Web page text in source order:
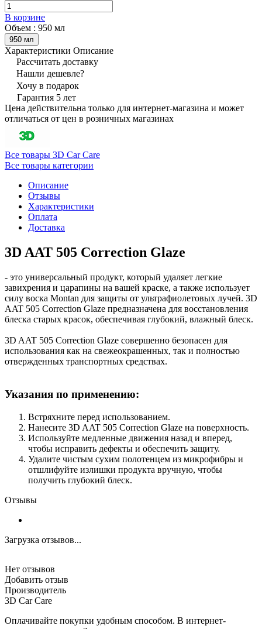
В корзине
Объем : 950 мл
950 мл
Характеристики Описание
Рассчитать доставку
Нашли дешевле?
Хочу в подарок
Гарантия 5 лет
Цена действительна только для интернет-магазина и может
отличаться от цен в розничных магазинах
Все товары 3D Car Care
Все товары категории
Описание
Отзывы
Характеристики
Оплата
Доставка
3D AAT 505 Correction Glaze
- это универсальный продукт, который удаляет легкие
завихрения и царапины на вашей краске, а также использует
силу воска Montan для защиты от ультрафиолетовых лучей. 3D
AAT 505 Correction Glaze предназначена для восстановления
блеска старых красок, обеспечивая глубокий, влажный блеск.
3D AAT 505 Correction Glaze совершенно безопасен для
использования как на свежеокрашенных, так и полностью
отвержденных транспортных средствах.
Указания по применению:
Встряхните перед использованием.
Нанесите 3D AAT 505 Correction Glaze на поверхность.
Используйте медленные движения назад и вперед,
чтобы исправить дефекты и обеспечить защиту.
Удалите чистым сухим полотенцем из микрофибры и
отшлифуйте излишки продукта вручную, чтобы
получить глубокий блеск.
Отзывы
Загрузка отзывов...
Нет отзывов
Добавить отзыв
Производитель
3D Car Care
Оплачивайте покупки удобным способом. В интернет-